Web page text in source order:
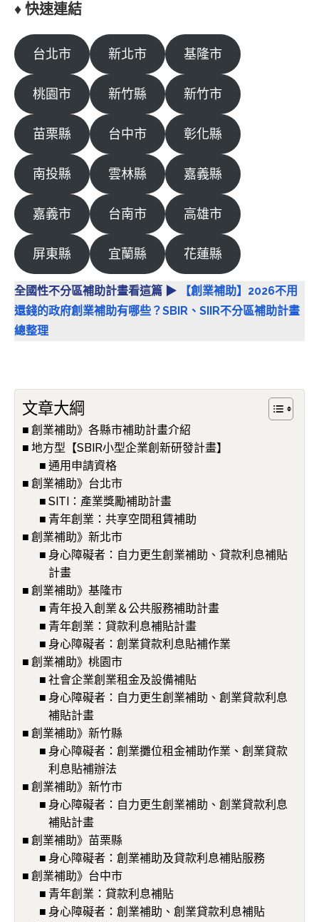
♦︎ 快速連結
台北市 新北市 基隆市
桃園市 新竹縣 新竹市
苗栗縣 台中市 彰化縣
南投縣 雲林縣 嘉義縣
嘉義市 台南市 高雄市
屏東縣 宜蘭縣 花蓮縣
全國性不分區補助計畫看這篇 ▶
【創業補助】2026不用
還錢的政府創業補助有哪些？SBIR、SIIR不分區補助計畫
總整理
文章大綱
創業補助》各縣市補助計畫介紹
地方型【SBIR小型企業創新研發計畫】
通用申請資格
創業補助》台北市
SITI：產業獎勵補助計畫
青年創業：共享空間租賃補助
創業補助》新北市
身心障礙者：自力更生創業補助、貸款利息補貼
計畫
創業補助》基隆市
青年投入創業＆公共服務補助計畫
青年創業：貸款利息補貼計畫
身心障礙者：創業貸款利息貼補作業
創業補助》桃園市
社會企業創業租金及設備補貼
身心障礙者：自力更生創業補助、創業貸款利息
補貼計畫
創業補助》新竹縣
身心障礙者：創業攤位租金補助作業、創業貸款
利息貼補辦法
創業補助》新竹市
身心障礙者：自力更生創業補助、創業貸款利息
補貼計畫
創業補助》苗栗縣
身心障礙者：創業補助及貸款利息補貼服務
創業補助》台中市
青年創業：貸款利息補貼
身心障礙者：創業補助、創業貸款利息補貼